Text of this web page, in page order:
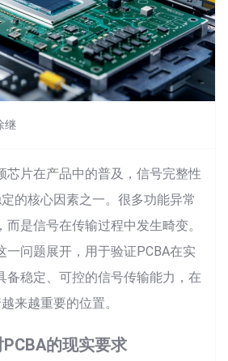
继
芯片在产品中的普及，信号完整性
的核心因素之一。很多功能异常
是信号在传输过程中发生畸变。
一问题展开，用于验证PCBA在实
备稳定、可控的信号传输能力，在
来越重要的位置。
的现实要求